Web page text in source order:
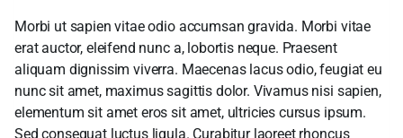
Morbi ut sapien vitae odio accumsan gravida. Morbi vitae
erat auctor, eleifend nunc a, lobortis neque. Praesent
aliquam dignissim viverra. Maecenas lacus odio, feugiat eu
nunc sit amet, maximus sagittis dolor. Vivamus nisi sapien,
elementum sit amet eros sit amet, ultricies cursus ipsum.
Sed consequat luctus ligula. Curabitur laoreet rhoncus